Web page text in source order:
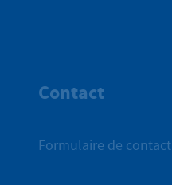
Contact
Formulaire de contact